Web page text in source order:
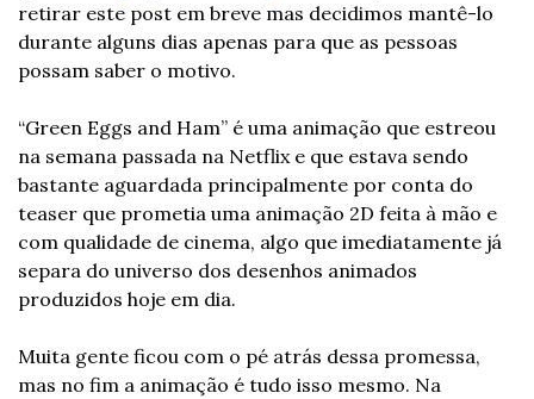
retirar este post em breve mas decidimos mantê-lo
durante alguns dias apenas para que as pessoas
possam saber o motivo.
“Green Eggs and Ham” é uma animação que estreou
na semana passada na Netflix e que estava sendo
bastante aguardada principalmente por conta do
teaser que prometia uma animação 2D feita à mão e
com qualidade de cinema, algo que imediatamente já
separa do universo dos desenhos animados
produzidos hoje em dia.
Muita gente ficou com o pé atrás dessa promessa,
mas no fim a animação é tudo isso mesmo. Na